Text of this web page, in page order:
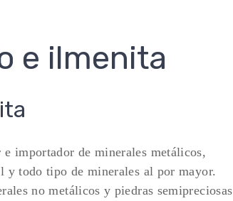
e ilmenita
importador de minerales metálicos,
y todo tipo de minerales al por mayor.
no metálicos y piedras semipreciosas